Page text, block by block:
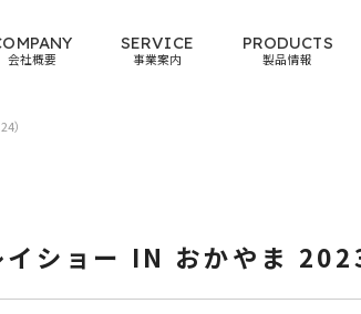
会社概要
SERVICE
事業案内
PRODUCTS
製品情報
）
イショー IN おかやま